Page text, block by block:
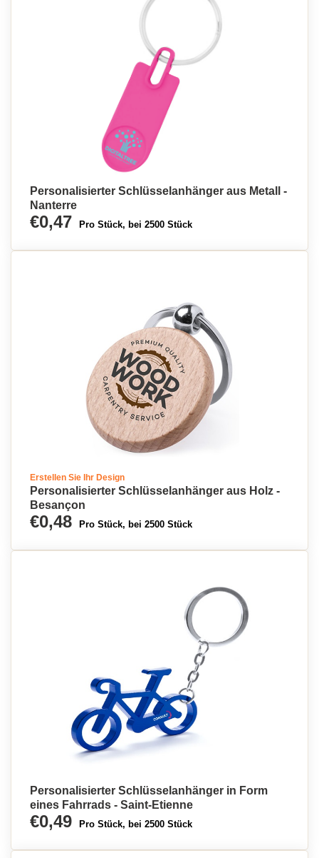
Personalisierter Schlüsselanhänger aus Metall -
Nanterre
€0,47 Pro Stück, bei 2500 Stück
Erstellen Sie Ihr Design
Personalisierter Schlüsselanhänger aus Holz -
Besançon
€0,48 Pro Stück, bei 2500 Stück
Personalisierter Schlüsselanhänger in Form
eines Fahrrads - Saint-Etienne
€0,49 Pro Stück, bei 2500 Stück